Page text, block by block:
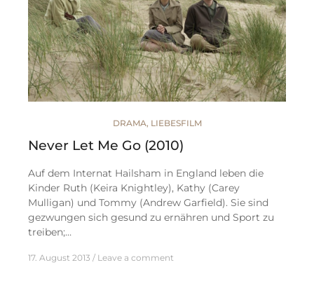
DRAMA, LIEBESFILM
Never Let Me Go (2010)
Auf dem Internat Hailsham in England leben die
Kinder Ruth (Keira Knightley), Kathy (Carey
Mulligan) und Tommy (Andrew Garfield). Sie sind
gezwungen sich gesund zu ernähren und Sport zu
treiben;…
17. August 2013 Leave a comment